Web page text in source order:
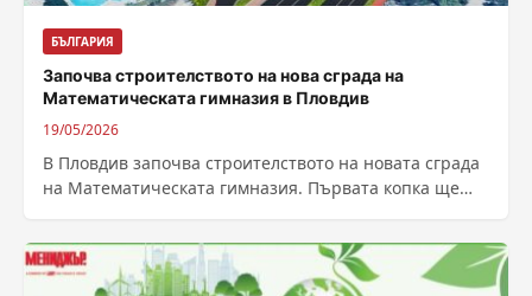
БЪЛГАРИЯ
Започва строителството на нова сграда на
Математическата гимназия в Пловдив
19/05/2026
В Пловдив започва строителството на новата сграда
на Математическата гимназия. Първата копка ще